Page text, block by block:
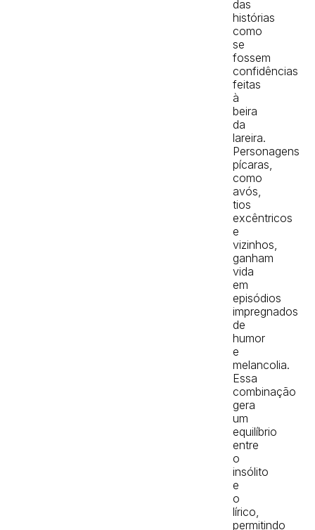
das
histórias
como
se
fossem
confidências
feitas
à
beira
da
lareira.
Personagens
pícaras,
como
avós,
tios
excêntricos
e
vizinhos,
ganham
vida
em
episódios
impregnados
de
humor
e
melancolia.
Essa
combinação
gera
um
equilíbrio
entre
o
insólito
e
o
lírico,
permitindo